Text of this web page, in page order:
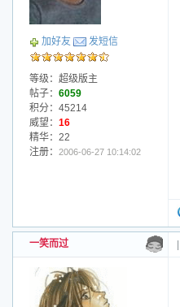
加好友 发短信
等级：超级版主
帖子： 6059
积分：45214
威望： 16
精华：22
注册： 2006-06-27 10:14:02
一笑而过